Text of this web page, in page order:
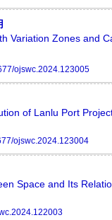
Variation Zones and
ojswc.2024.123005
of Lanlu Port
ojswc.2024.123004
Space and Its